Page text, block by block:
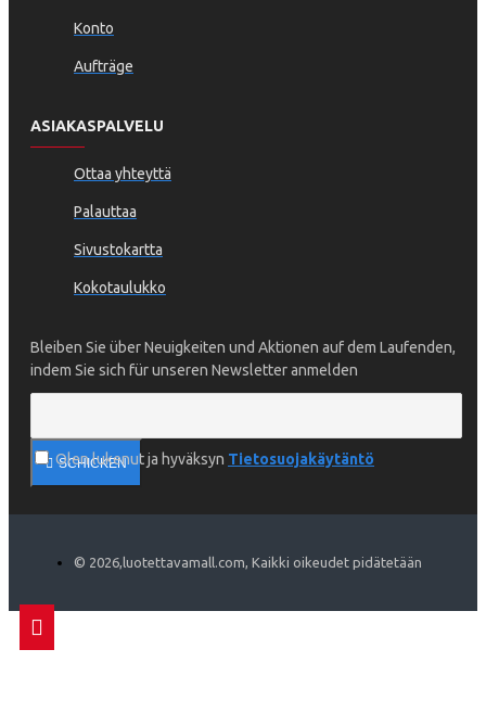
Konto
Aufträge
ASIAKASPALVELU
Ottaa yhteyttä
Palauttaa
Sivustokartta
Kokotaulukko
Bleiben Sie über Neuigkeiten und Aktionen auf dem Laufenden,
indem Sie sich für unseren Newsletter anmelden
SCHICKEN
Olen lukenut ja hyväksyn Tietosuojakäytäntö
© 2026,luotettavamall.com, Kaikki oikeudet pidätetään